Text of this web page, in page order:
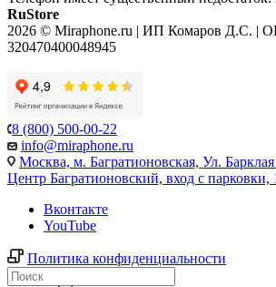
RuStore
2026 © Miraphone.ru | ИП Комаров Д.С. |
320470400048945
8 (800) 500-00-22
info@miraphone.ru
Москва, м. Багратионовская, Ул.
Центр Багратионовский, вход с парковки,
Вконтакте
YouTube
Политика конфиденциальности